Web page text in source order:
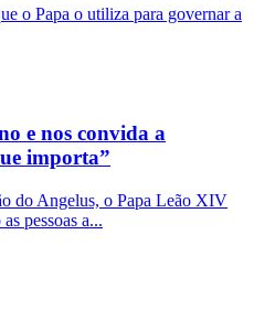
o Papa o utiliza para governar a
e nos convida a
importa”
do Angelus, o Papa Leão XIV
pessoas a...